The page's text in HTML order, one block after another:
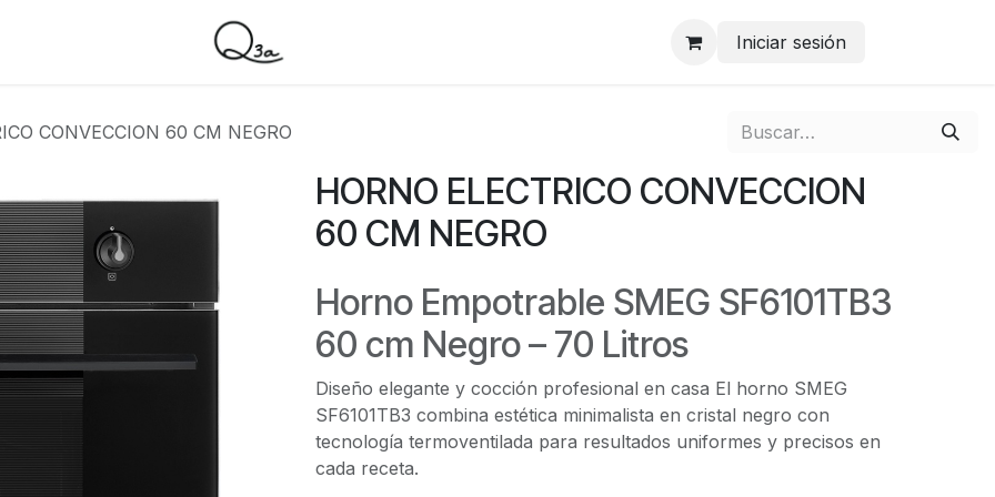
Iniciar sesión
CONVECCION 60 CM NEGRO
HORNO ELECTRICO CONVECCION
60 CM NEGRO
Horno Empotrable SMEG SF6101TB3
60 cm Negro – 70 Litros
Diseño elegante y cocción profesional en casa El horno SMEG
SF6101TB3 combina estética minimalista en cristal negro con
tecnología termoventilada para resultados uniformes y precisos en
cada receta.